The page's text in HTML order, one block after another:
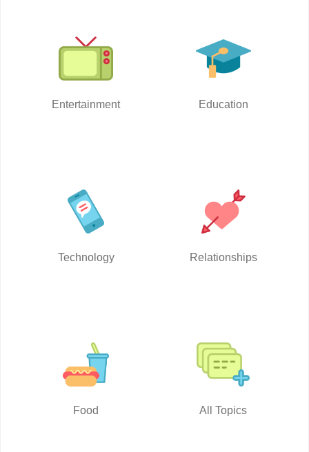
Entertainment Education
Technology Relationships
Food All Topics